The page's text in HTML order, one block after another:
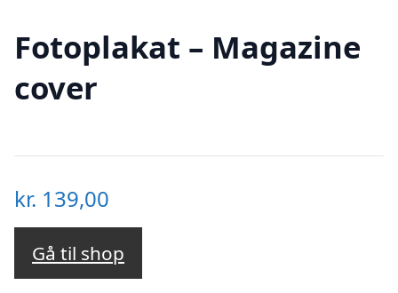
Fotoplakat – Magazine
cover
kr. 139,00
Gå til shop